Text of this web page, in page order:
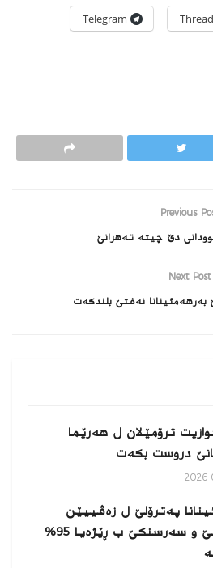
Telegram
Previous
دێ چیته‌ ته‌هرانێ
Next Post
نه‌فتێ بلندكه‌ت
ترۆمێلان ل هەرێما
دروست بكەت
په‌ترۆلێ ل زه‌ڤییێن
ئەترووشێ و سەرسنكێ ب ڕێژەیا 95%